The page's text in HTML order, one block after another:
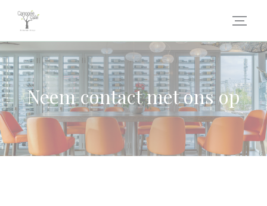
Neem contact met ons op